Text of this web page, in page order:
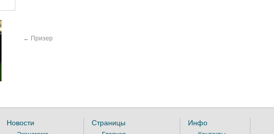
← Призер
Новости Страницы Инфо